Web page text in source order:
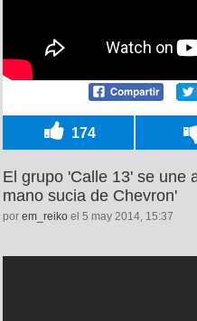
174
El grupo 'Calle 13' se une
mano sucia de Chevron'
por em_reiko el 5 may 2014, 15:37